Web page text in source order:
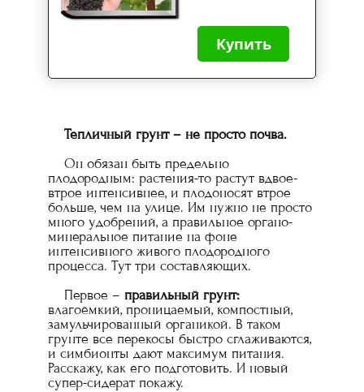
Купить
Тепличный грунт – не просто почва.
Он обязан быть предельно
плодородным: растения-то растут вдвое-
втрое интенсивнее, и плодоносят втрое
больше, чем на улице. Им нужно не просто
много удобрений, а правильное органо-
минеральное питание на фоне
интенсивного живого плодородного
процесса. Тут три составляющих.
Первое – правильный грунт:
влагоёмкий, проницаемый, компостный,
замульчированный органикой. В таком
грунте все перекосы быстро сглаживаются,
и симбионты дают максимум питания.
Расскажу, как его подготовить. И новый
супер-сидерат покажу.